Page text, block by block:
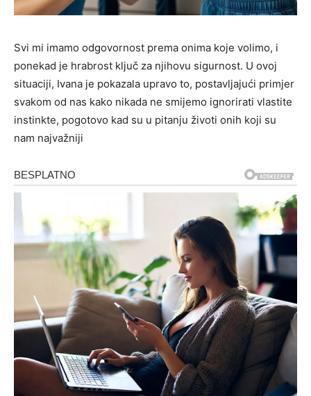
Svi mi imamo odgovornost prema onima koje volimo, i
ponekad je hrabrost ključ za njihovu sigurnost. U ovoj
situaciji, Ivana je pokazala upravo to, postavljajući primjer
svakom od nas kako nikada ne smijemo ignorirati vlastite
instinkte, pogotovo kad su u pitanju životi onih koji su
nam najvažniji